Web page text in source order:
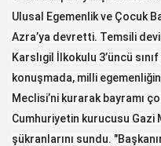
Ulusal Egemenlik ve Çocuk
Azra’ya devretti. Temsili
Karslıgil İlkokulu 3’üncü
konuşmada, milli
Meclisi’ni kurarak bayramı
Cumhuriyetin kurucusu Gazi
şükranlarını sundu.